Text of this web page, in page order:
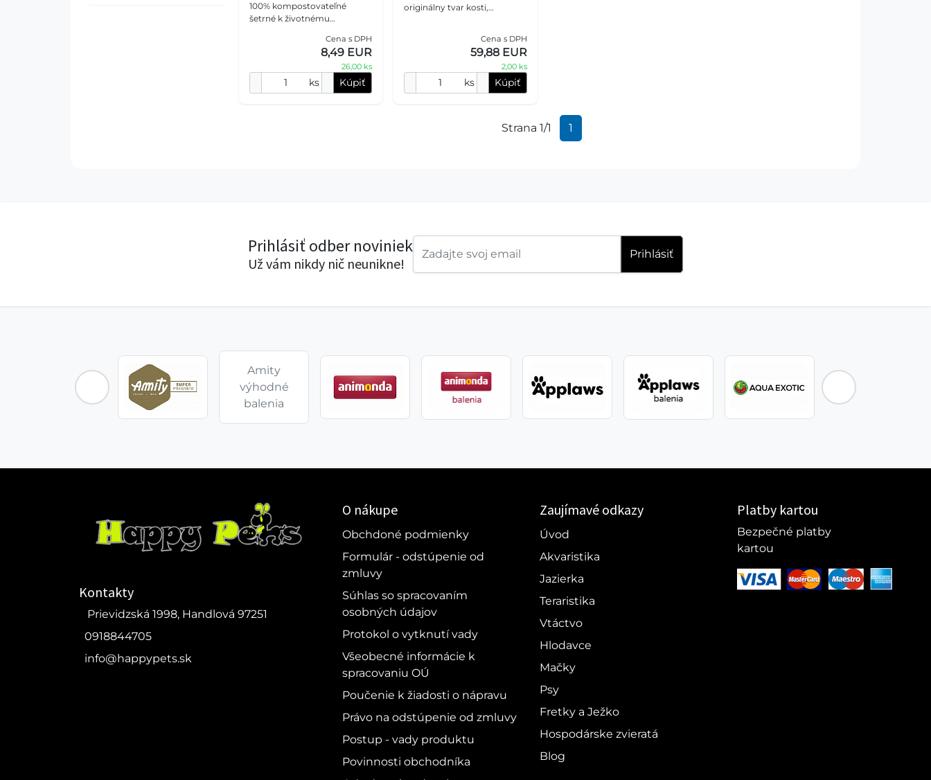
100% kompostovateľné
šetrné k životnému
stopy biologicky rozložiteľný
obal rozmer: 22,5 x 33 cm bal
Cena s DPH
8,49 EUR
26,00 ks
ks Kúpiť
originálny tvar kosti,
rolky s 15 ks sáčkov mate
Cena s DPH
59,88 EUR
2,00 ks
ks Kúpiť
Strana 1/1 1
Prihlásiť odber noviniek
Už vám nikdy nič neunikne!
Prihlásiť
Amity
výhodné
balenia
Kontakty
Prievidzská 1998, Handlová 97251
0918844705
info@happypets.sk
O nákupe
Obchdoné podmienky
Formulár - odstúpenie od
zmluvy
Súhlas so spracovaním
osobných údajov
Protokol o vytknutí vady
Všeobecné informácie k
spracovaniu OÚ
Poučenie k žiadosti o nápravu
Právo na odstúpenie od zmluvy
Postup - vady produktu
Povinnosti obchodníka
Zaujímavé odkazy
Úvod
Akvaristika
Jazierka
Teraristika
Vtáctvo
Hlodavce
Mačky
Psy
Fretky a Ježko
Hospodárske zvieratá
Blog
Platby kartou
Bezpečné platby
kartou